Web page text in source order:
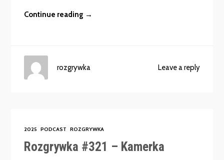
Continue reading →
Leave a reply
rozgrywka
2025 PODCAST ROZGRYWKA
Rozgrywka #321 – Kamerka